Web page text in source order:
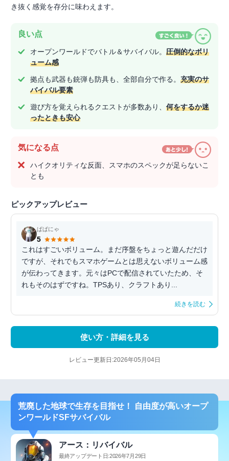
き抜く感覚を存分に味わえます。
良い点
オープンワールドでバトル＆サバイバル。 圧倒的なボリ
ューム感
拠点も武器も銃弾も防具も、全部自分で作る。 充実のサ
バイバル要素
遊び方を覚えられるクエストが多数あり、 何をするか迷
ったときも安心
気になる点
ハイクオリティな反面、スマホのスペックが足らないこ
とも
ピックアップレビュー
ぱぱにゃ
5
これはすごいボリューム。まだ序盤をちょっと遊んだだけ
ですが、それでもスマホゲームとは思えないボリューム感
が伝わってきます。元々はPCで配信されていたため、そ
れもそのはずですね。TPSあり、クラフトあり...
続きを読む
使い方・詳細を見る
レビュー更新日:2026年05月04日
荒廃した地球で生存を目指せ！ 自由度が高いオープ
ンワールドSFサバイバル
アース：リバイバル
最終アップデート日:2026年7月29日